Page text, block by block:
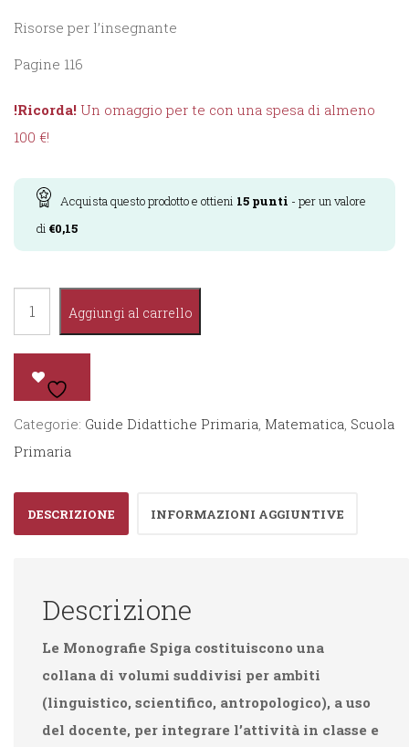
Risorse per l’insegnante
Pagine 116
!Ricorda! Un omaggio per te con una spesa di almeno
100 €!
Acquista questo prodotto e ottieni 15 punti - per un valore
di €0,15
-
Matematica
quantità
Aggiungi al carrello
Categorie: Guide Didattiche Primaria, Matematica, Scuola
Primaria
DESCRIZIONE INFORMAZIONI AGGIUNTIVE
Descrizione
Le Monografie Spiga costituiscono una
collana di volumi suddivisi per ambiti
(linguistico, scientifico, antropologico), a uso
del docente, per integrare l’attività in classe e